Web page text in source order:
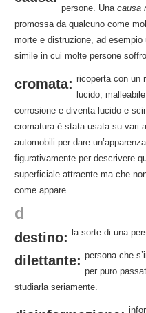
persone. Una causa
promossa da qualcuno come
morte e distruzione, ad
simile in cui molte persone
cromata: ricoperta con un
lucido,
corrosione e diventa lucido e
cromatura è stata usata su vari
automobili per dare
figurativamente per descrivere
superficiale attraente ma che
come appare.
d
destino: la sorte di una
dilettante: persona che
per puro
studiarla seriamente.